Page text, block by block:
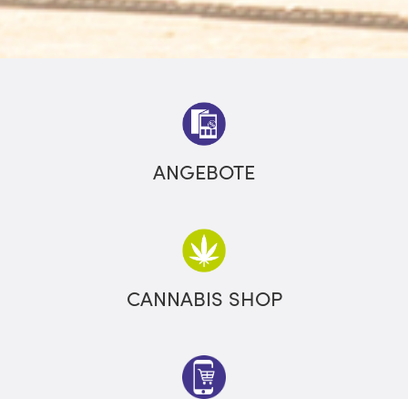
ANGEBOTE
CANNABIS SHOP